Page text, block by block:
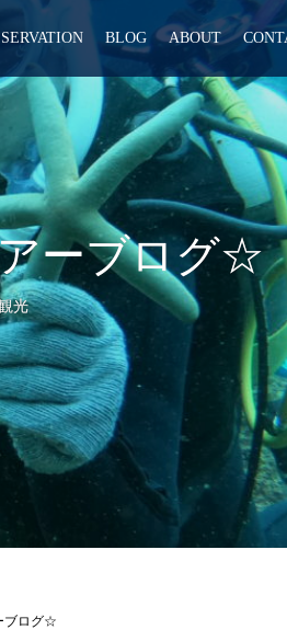
BLOG ABOUT
ーブログ☆
光
ブログ☆